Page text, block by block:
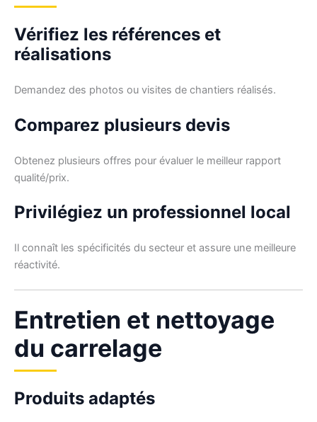
Vérifiez les références et
réalisations
Demandez des photos ou visites de chantiers réalisés.
Comparez plusieurs devis
Obtenez plusieurs offres pour évaluer le meilleur rapport
qualité/prix.
Privilégiez un professionnel local
Il connaît les spécificités du secteur et assure une meilleure
réactivité.
Entretien et nettoyage
du carrelage
Produits adaptés